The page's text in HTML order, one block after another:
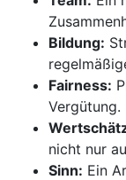
Bildung:
Fairness:
Vergütung.
nicht nur
Sinn: Ein